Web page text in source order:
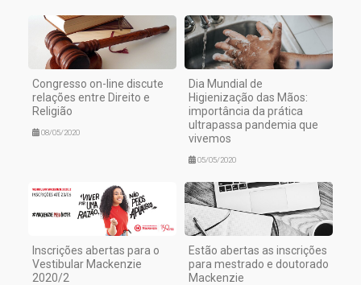
Congresso on-line discute
relações entre Direito e
Religião
08/05/2020
Dia Mundial de
Higienização das Mãos:
importância da prática
ultrapassa pandemia que
vivemos
05/05/2020
Inscrições abertas para o
Vestibular Mackenzie
2020/2
Estão abertas as inscrições
para mestrado e doutorado
Mackenzie